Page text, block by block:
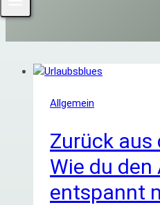
Allgemein
Zurück aus
Wie du
entspannt